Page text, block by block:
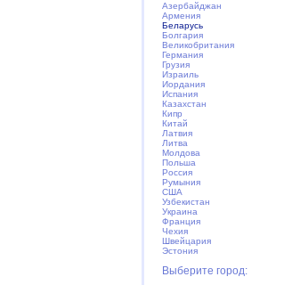
Азербайджан
Армения
Беларусь
Болгария
Великобритания
Германия
Грузия
Израиль
Иордания
Испания
Казахстан
Кипр
Китай
Латвия
Литва
Молдова
Польша
Россия
Румыния
США
Узбекистан
Украина
Франция
Чехия
Швейцария
Эстония
Выберите город: